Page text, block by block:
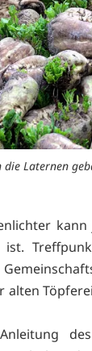
die Laternen
alten